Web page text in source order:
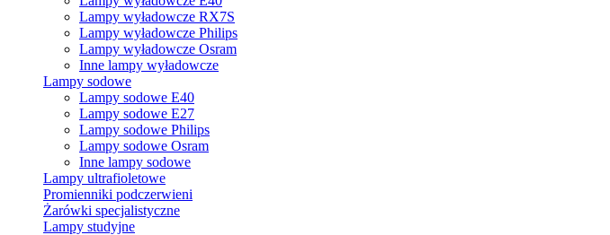
Lampy wyładowcze RX7S
Lampy wyładowcze Philips
Lampy wyładowcze Osram
Inne lampy wyładowcze
Lampy sodowe
Lampy sodowe E40
Lampy sodowe E27
Lampy sodowe Philips
Lampy sodowe Osram
Inne lampy sodowe
Lampy ultrafioletowe
Promienniki podczerwieni
Żarówki specjalistyczne
Lampy studyjne